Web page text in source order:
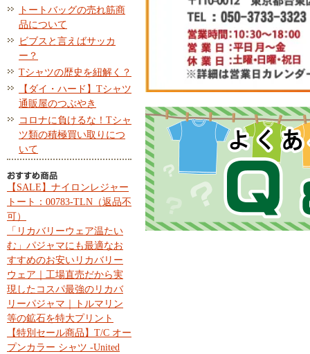
トートバッグの売れ筋商
品について
ビブスと言えばサッカ
ー？
Tシャツの歴史を紐解く？
【ダイ・ハード】Tシャツ
通販屋のつぶやき
コロナに負けるな！Tシャ
ツ類の積極買い取りにつ
いて
【SALE】ナイロンレジャー
トート：00783-TLN（返品不
可）
「リカバリーウェア温たい
む」パジャマにも最適なお
すすめのお安いリカバリー
ウェア｜工場直売だから実
現したコスパ最強のリカバ
リーパジャマ｜トルマリン
等の鉱石を特大プリント
【特別セール商品】T/C オー
プンカラー シャツ -United